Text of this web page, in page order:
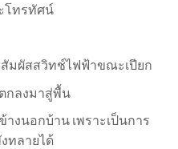
โทรทัศน์
มผัสสวิทช์ไฟฟ้าขณะเปียก
กลงมาสู่พื้น
งนอกบ้าน เพราะเป็นการ
ทลายได้